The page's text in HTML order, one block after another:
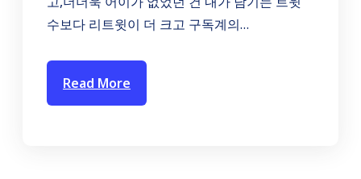
수보다 리트윗이 더 크고 구독계의…
Read More